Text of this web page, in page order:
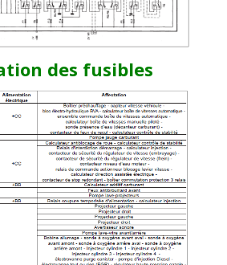
des fusibles